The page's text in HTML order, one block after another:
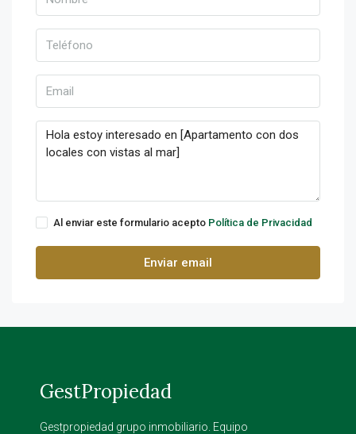
Al enviar este formulario acepto Política de Privacidad
Enviar email
GestPropiedad
Gestpropiedad grupo inmobiliario. Equipo